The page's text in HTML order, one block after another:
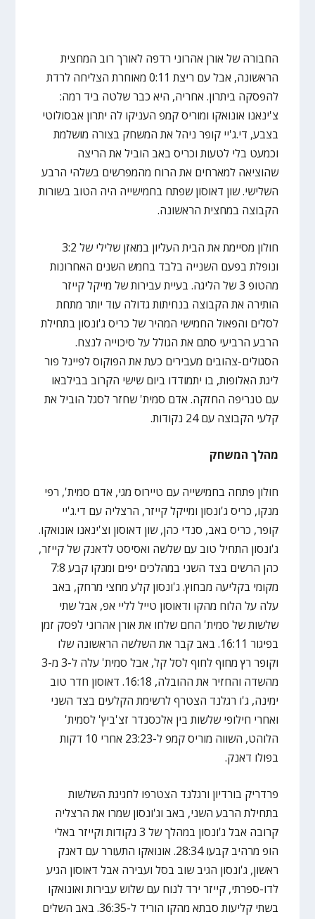
החבורה של אורן אהרוני רדפה לאורך רוב המחצית
הראשונה, אבל עם ריצת 0:11 מאוחרת הצליחה לרדת
להפסקה ביתרון. אחריה, היא כבר שלטה ביד רמה:
צ'ינאנו אונואקו ומוריס קמפ העניקו לה יתרון אבסולוטי
בצבע, די.ג'יי קופר ניהל את המשחק בצורה מושלמת
וכמעט בלי לטעות וכריס באב הוביל את הריצה
שהוציאה למארחים את הרוח מהמפרשים בשלהי הרבע
השלישי. שון דאוסון שפתח בחמישייה היה הטוב בשורות
הקבוצה במחצית הראשונה.
חולון מסיימת את הבית העליון במאזן שלילי של 3:2
ונופלת בפעם השנייה בלבד בחמש השנים האחרונות
מהטופ 3 של הליגה. בעיית עבירות של מייקל קייזר
הותירה את הקבוצה בנחיתות גדולה עוד יותר מתחת
לסלים והפאול החמישי המהיר של כריס ג'ונסון בתחילת
הרבע הרביעי סתם את הגולל על סיכוייה לנצח.
הסגולים-צהובים מעבירים כעת את הפוקוס לפיינל פור
ליגת האלופות, בו יתמודדו ביום שישי הקרוב בבילבאו
עם טנריפה החזקה. אדם סמית' שחזר לסגל הוביל את
קלעי הקבוצה עם 24 נקודות.
מהלך המשחק
חולון פתחה בחמישייה עם טיירוס מגי, אדם סמית', רפי
מנקו, כריס ג'ונסון ומייקל קייזר, הרצליה עם די.ג'יי
קופר, כריס באב, סנדי כהן, שון דאוסון וצ'ינאנו אונואקו.
ג'ונסון התחיל טוב עם שלשה ואסיסט לדאנק של קייזר,
כהן הרשים בצד השני במהלכים יפים ומנקו קבע 7:8
מקומי בקליעה מבחוץ. ג'ונסון קלע מחצי מרחק, באב
עלה על הלוח מהקו ודאוסון טייל לליי אפ, אבל שתי
שלשות של סמית' החם שלחו את אורן אהרוני לפסק זמן
בפיגור 16:11. באב קבר את השלשה הראשונה שלו
וקופר רץ מחוף לחוף לסל קל, אבל סמית' עלה ל-3 מ-3
מהשדה והחזיר את ההובלה, 16:18. דאוסון חדר טוב
ימינה, ג'ו רגלנד הצטרף לרשימת הקלעים בצד השני
ואחרי חילופי שלשות בין אלכסנדר זצ'ביץ' לסמית'
הלוהט, השווה מוריס קמפ ל-23:23 אחרי 10 דקות
בפולו דאנק.
פרדריק בורדיון ורגלנד הצטרפו לחגיגת השלשות
בתחילת הרבע השני, באב וג'ונסון שמרו את הרצליה
קרובה אבל ג'ונסון במהלך של 3 נקודות וקייזר באלי
הופ מרהיב קבעו 28:34. אונואקו התעורר עם דאנק
ראשון, ג'ונסון הגיב שוב בסל ועבירה אבל דאוסון הגיע
לדו-ספרתי, קייזר ירד לנוח עם שלוש עבירות ואונואקו
בשתי קליעות סבתא מהקו הוריד ל-36:35. באב השלים